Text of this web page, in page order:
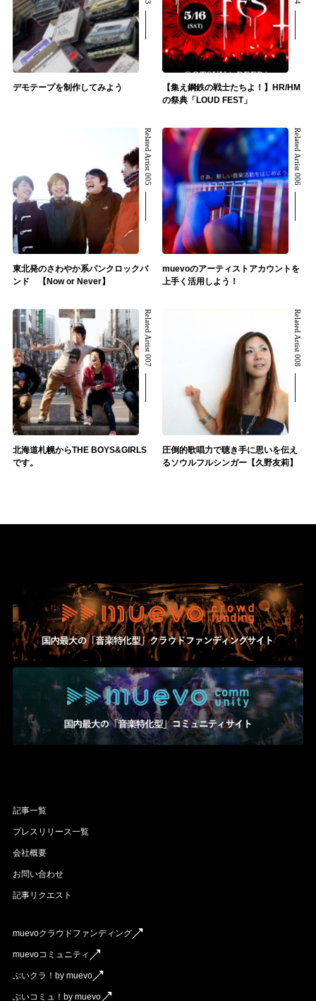
デモテープを制作してみよう
【集え鋼鉄の戦士たちよ！】HR/HM
の祭典「LOUD FEST」
Related Artist 005
東北発のさわやか系パンクロックバ
ンド 【Now or Never】
Related Artist 006
muevoのアーティストアカウントを
上手く活用しよう！
Related Artist 007
北海道札幌からTHE BOYS&GIRLS
です。
Related Artist 008
圧倒的歌唱力で聴き手に思いを伝え
るソウルフルシンガー【久野友莉】
記事一覧
プレスリリース一覧
会社概要
お問い合わせ
記事リクエスト
muevoクラウドファンディング
muevoコミュニティ
ぶいクラ！by muevo
ぶいコミュ！by muevo